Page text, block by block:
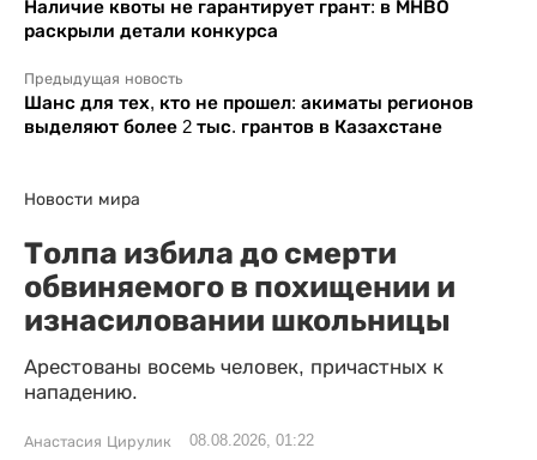
Наличие квоты не гарантирует грант: в МНВО
раскрыли детали конкурса
Предыдущая новость
Шанс для тех, кто не прошел: акиматы регионов
выделяют более 2 тыс. грантов в Казахстане
Новости мира
Толпа избила до смерти
обвиняемого в похищении и
изнасиловании школьницы
Арестованы восемь человек, причастных к
нападению.
Анастасия Цирулик 08.08.2026, 01:22